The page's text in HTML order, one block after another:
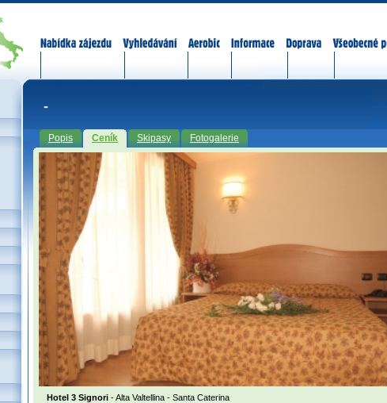
-
Popis Ceník Skipasy Fotogalerie
Hotel 3 Signori - Alta Valtellina - Santa Caterina